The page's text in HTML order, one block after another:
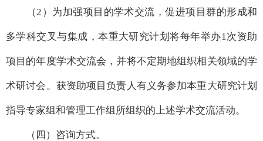
（2）为加强项目的学术交流，促进项目群的形成和
多学科交叉与集成，本重大研究计划将每年举办1次资助
项目的年度学术交流会，并将不定期地组织相关领域的学
术研讨会。获资助项目负责人有义务参加本重大研究计划
指导专家组和管理工作组所组织的上述学术交流活动。
（四）咨询方式。